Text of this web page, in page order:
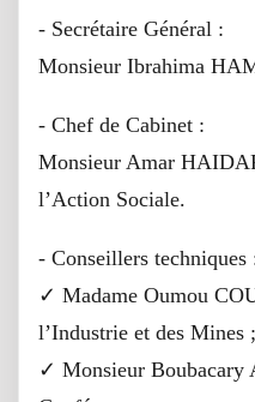
- Secrétaire Général :
Monsieur Ibrahima
- Chef de Cabinet :
Monsieur Amar
l’Action Sociale.
- Conseillers techniques
✓ Madame Oumou
l’Industrie et des Mines ;
✓ Monsieur Boubacary